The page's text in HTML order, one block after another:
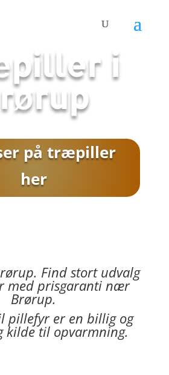
i
på træpiller
her
. Find stort udvalg
med prisgaranti nær
Brørup.
pillefyr er en billig og
kilde til opvarmning.